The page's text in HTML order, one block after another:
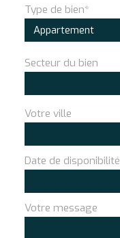
Type de bien*
Appartement
Secteur du bien
Votre ville
Date de disponibilité
Votre message